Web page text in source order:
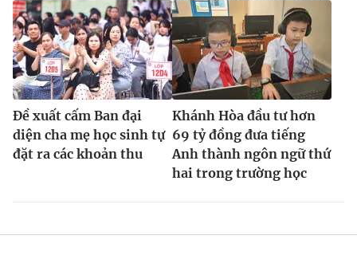
Đề xuất cấm Ban đại
diện cha mẹ học sinh tự
đặt ra các khoản thu
Khánh Hòa đầu tư hơn
69 tỷ đồng đưa tiếng
Anh thành ngôn ngữ thứ
hai trong trường học